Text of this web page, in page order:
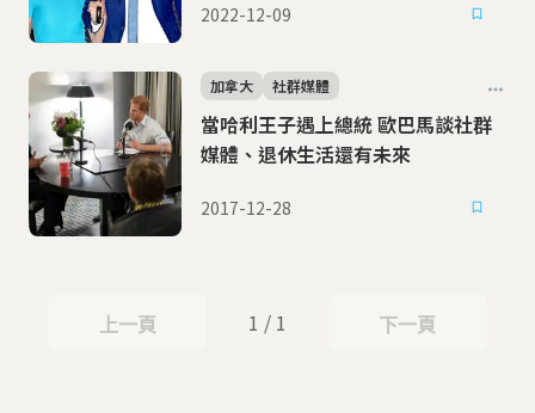
2022-12-09
當哈利王子遇上總統 歐巴馬談社群
媒體、退休生活還有未來
加拿大 社群媒體
2017-12-28
上一頁
上一頁 1 / 1 下一頁
下一頁